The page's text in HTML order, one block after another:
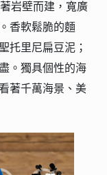
岩壁而建，寬廣
香軟鬆脆的麵
托里尼扁豆泥；
。獨具個性的海
著千萬海景、美